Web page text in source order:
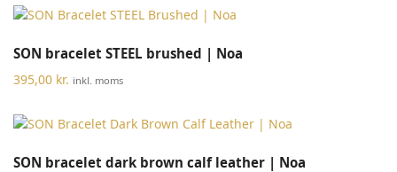
SON bracelet STEEL brushed | Noa
395,00 kr. inkl. moms
SON bracelet dark brown calf leather | Noa